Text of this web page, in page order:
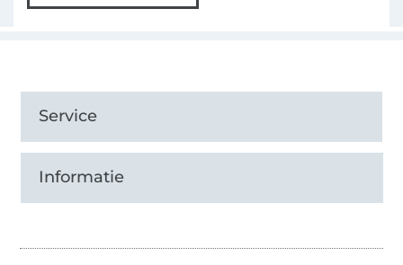
Service
Informatie